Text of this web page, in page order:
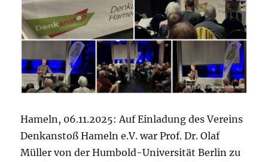
Hameln, 06.11.2025: Auf Einladung des Vereins
Denkanstoß Hameln e.V. war Prof. Dr. Olaf
Müller von der Humbold-Universität Berlin zu